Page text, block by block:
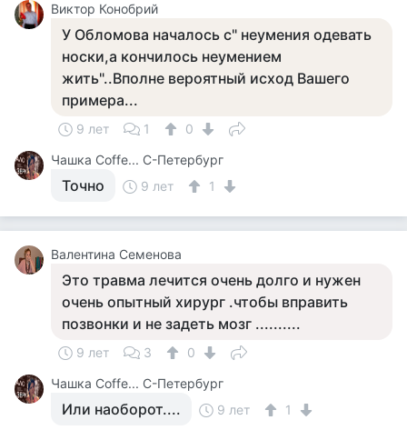
Виктор Конобрий
У Обломова началось с" неумения одевать
носки,а кончилось неумением
жить"..Вполне вероятный исход Вашего
примера...
9 лет 1
0
Чашка Cоffe... С-Петербург
Точно 9 лет 1
Валентина Семенова
Это травма лечится очень долго и нужен
очень опытный хирург .чтобы вправить
позвонки и не задеть мозг ..........
9 лет 3
0
Чашка Cоffe... С-Петербург
Или наоборот.... 9 лет 1